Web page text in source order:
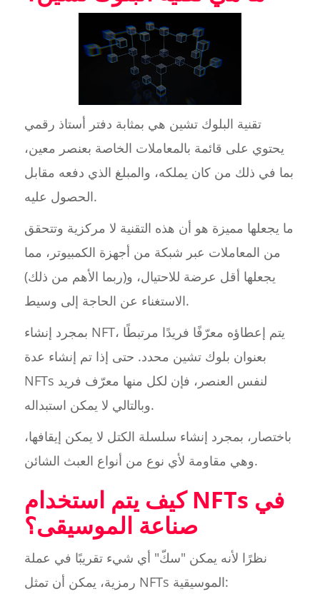
تقنية البلوك تشين هي بمثابة دفتر أستاذ رقمي
يحتوي على قائمة بالمعاملات الخاصة بعنصر معين،
بما في ذلك من كان يملكه، والمبلغ الذي دفعه مقابل
الحصول عليه.
ما يجعلها مميزة هو أن هذه التقنية لا مركزية وتتحقق
من المعاملات عبر شبكة من أجهزة الكمبيوتر، مما
يجعلها أقل عرضة للاحتيال، و(ربما الأهم من ذلك)
الاستغناء عن الحاجة إلى وسيط.
بمجرد إنشاء NFT، يتم إعطاؤه معرّفًا فريدًا مرتبطًا
بعنوان بلوك تشين محدد. حتى إذا تم إنشاء عدة
NFTs لنفس العنصر، فإن لكل منها معرّف فريد
وبالتالي لا يمكن استبداله.
باختصار، بمجرد إنشاء سلسلة الكتل لا يمكن إيقافها،
وهي مقاومة لأي نوع من أنواع العبث الشائن.
كيف يتم استخدام NFTs في
صناعة الموسيقى؟
نظرًا لأنه يمكن "سكّ" أي شيء تقريبًا في عملة
رمزية، يمكن أن تمثل NFTs الموسيقية: